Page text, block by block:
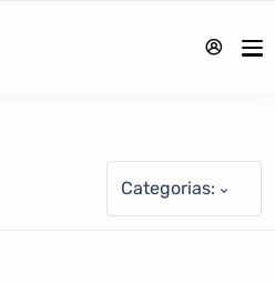
Categorias: